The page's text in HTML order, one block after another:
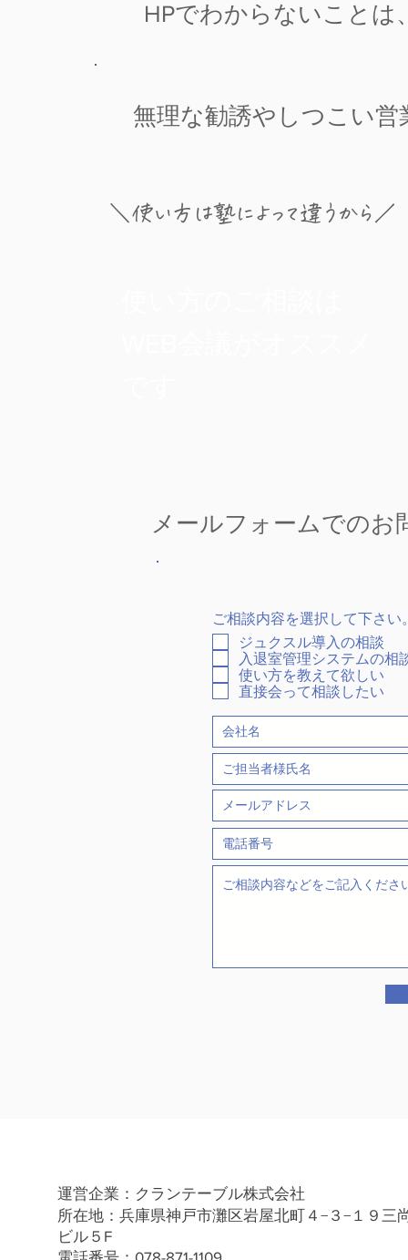
HPでわからないことは
無理な勧誘やしつこい営
＼使い方は塾によって違うから／
メールフォームでのお
ご相談内容を選択して下さい
ジュクスル導入の相談
入退室管理システムの相
使い方を教えて欲しい
直接会って相談したい
運営企業：クランテーブル株式会社
所在地：兵庫県神戸市灘区岩屋北町４−３−１９三
ビル５F